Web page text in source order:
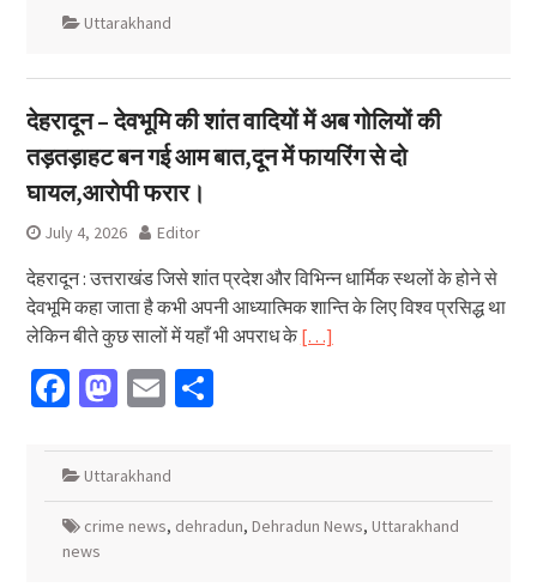
Uttarakhand
देहरादून – देवभूमि की शांत वादियों में अब गोलियों की
तड़तड़ाहट बन गई आम बात,दून में फायरिंग से दो
घायल,आरोपी फरार।
July 4, 2026 Editor
देहरादून : उत्तराखंड जिसे शांत प्रदेश और विभिन्न धार्मिक स्थलों के होने से
देवभूमि कहा जाता है कभी अपनी आध्यात्मिक शान्ति के लिए विश्व प्रसिद्ध था
लेकिन बीते कुछ सालों में यहाँ भी अपराध के […]
Facebook
Mastodon
EmailShare
Uttarakhand
crime news, dehradun, Dehradun News, Uttarakhand
news